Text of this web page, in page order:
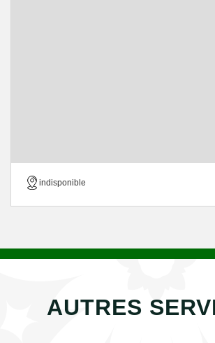
indisponible
AUTRES